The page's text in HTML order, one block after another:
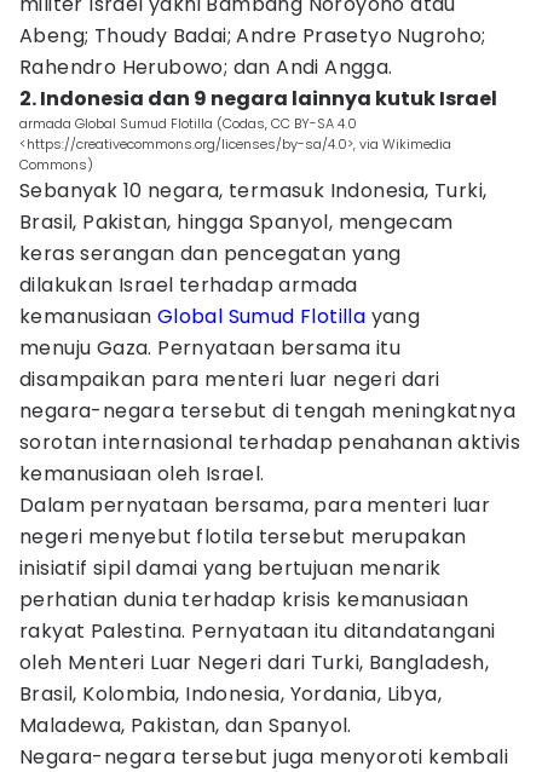
Abeng; Thoudy Badai; Andre Prasetyo Nugroho;
Rahendro Herubowo; dan Andi Angga.
2. Indonesia dan 9 negara lainnya kutuk Israel
armada Global Sumud Flotilla (Codas, CC BY-SA 4.0
<https://creativecommons.org/licenses/by-sa/4.0>, via Wikimedia
Commons)
Sebanyak 10 negara, termasuk Indonesia, Turki,
Brasil, Pakistan, hingga Spanyol, mengecam
keras serangan dan pencegatan yang
dilakukan Israel terhadap armada
kemanusiaan Global Sumud Flotilla yang
menuju Gaza. Pernyataan bersama itu
disampaikan para menteri luar negeri dari
negara-negara tersebut di tengah meningkatnya
sorotan internasional terhadap penahanan aktivis
kemanusiaan oleh Israel.
Dalam pernyataan bersama, para menteri luar
negeri menyebut flotila tersebut merupakan
inisiatif sipil damai yang bertujuan menarik
perhatian dunia terhadap krisis kemanusiaan
rakyat Palestina. Pernyataan itu ditandatangani
oleh Menteri Luar Negeri dari Turki, Bangladesh,
Brasil, Kolombia, Indonesia, Yordania, Libya,
Maladewa, Pakistan, dan Spanyol.
Negara-negara tersebut juga menyoroti kembali